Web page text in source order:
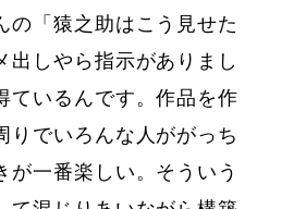
の「猿之助はこう見せた
出しやら指示がありまし
ているんです。作品を作
りでいろんな人ががっち
が一番楽しい。そういう